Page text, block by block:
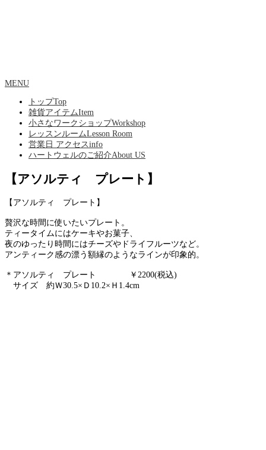
MENU
トップTop
雑貨アイテムItem
小さなワークショップWorkshop
レッスンルームLesson Room
営業日 アクセスinfo
ハートウェルのご紹介About US
【アソルティ プレート】
【アソルティ プレート】
贅沢な時間に使いたいプレート。
ティータイムにはケーキやお菓子、
夜のゆったり時間にはチーズやドライフルーツなど。
アンティーク感の漂う額縁のようなラインが印象的。
＊アソルティ プレート ￥2200(税込)
サイズ 約Ｗ30.5×Ｄ10.2×Ｈ1.4cm